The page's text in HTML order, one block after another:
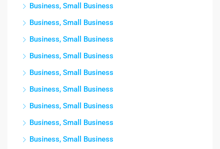
Business, Small Business
Business, Small Business
Business, Small Business
Business, Small Business
Business, Small Business
Business, Small Business
Business, Small Business
Business, Small Business
Business, Small Business